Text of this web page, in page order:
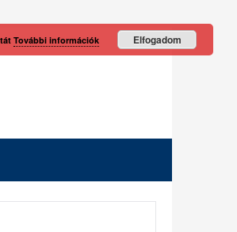
További információk Elfogadom